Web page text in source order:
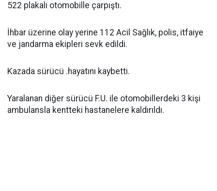
522 plakalı otomobille çarpıştı.
İhbar üzerine olay yerine 112 Acil Sağlık, polis, itfaiye
ve jandarma ekipleri sevk edildi.
Kazada sürücü .hayatını kaybetti.
Yaralanan diğer sürücü F.U. ile otomobillerdeki 3 kişi
ambulansla kentteki hastanelere kaldırıldı.